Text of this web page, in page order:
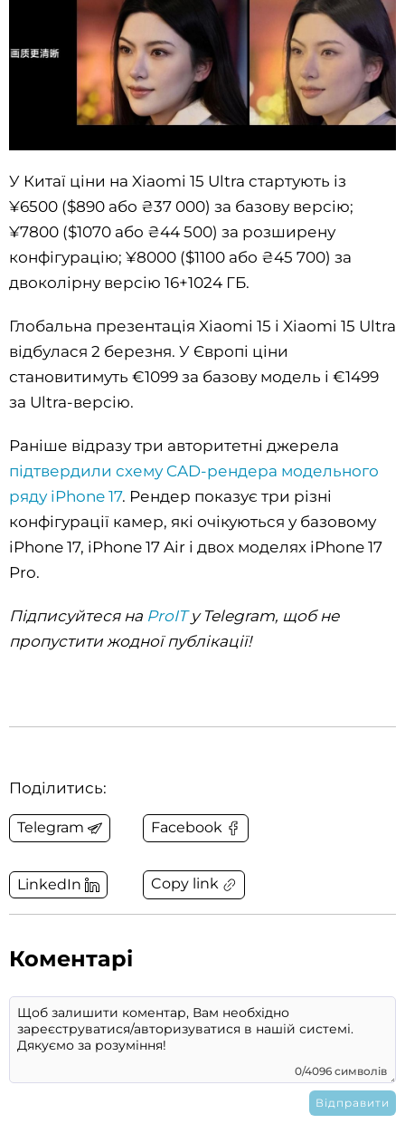
У Китаї ціни на Xiaomi 15 Ultra стартують із
¥6500 ($890 або ₴37 000) за базову версію;
¥7800 ($1070 або ₴44 500) за розширену
конфігурацію; ¥8000 ($1100 або ₴45 700) за
двоколірну версію 16+1024 ГБ.
Глобальна презентація Xiaomi 15 і Xiaomi 15 Ultra
відбулася 2 березня. У Європі ціни
становитимуть €1099 за базову модель і €1499
за Ultra-версію.
Раніше відразу три авторитетні джерела
підтвердили схему CAD-рендера модельного
ряду iPhone 17. Рендер показує три різні
конфігурації камер, які очікуються у базовому
iPhone 17, iPhone 17 Air і двох моделях iPhone 17
Pro.
Підписуйтеся на ProITу Telegram, щоб не
пропустити жодної публікації!
Поділитись:
Telegram Facebook
LinkedIn Copy link
Коментарі
0/4096 символів